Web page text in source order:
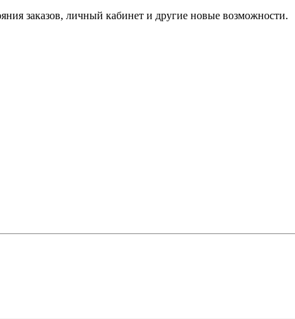
заказов, личный кабинет и другие новые возможности.